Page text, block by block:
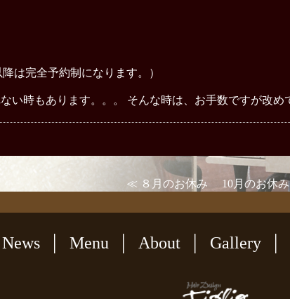
降は完全予約制になります。）
い時もあります。。。 そんな時は、お手数ですが改め
≪ ８月のお休み 10月のお休
News Menu About Gallery